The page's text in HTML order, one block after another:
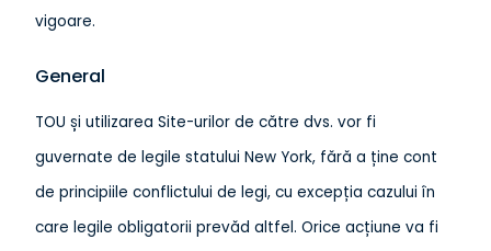
vigoare.
General
TOU și utilizarea Site-urilor de către dvs. vor fi
guvernate de legile statului New York, fără a ține cont
de principiile conflictului de legi, cu excepția cazului în
care legile obligatorii prevăd altfel. Orice acțiune va fi